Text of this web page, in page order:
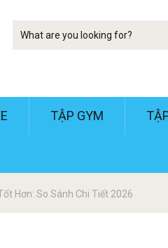
Tim
TẬP GYM
Hơn: So Sánh Chi Tiết 2026